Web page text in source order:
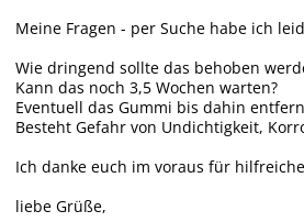
Meine Fragen - per Suche habe ich
Wie dringend sollte das behoben
Kann das noch 3,5 Wochen warten?
Eventuell das Gummi bis dahin
Besteht Gefahr von Undichtigkeit,
Ich danke euch im voraus für
liebe Grüße,